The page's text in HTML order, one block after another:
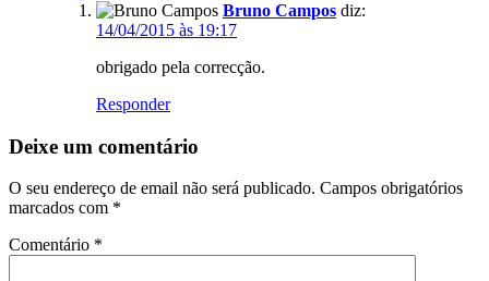
Bruno Campos diz:
14/04/2015 às 19:17
obrigado pela correcção.
Responder
Deixe um comentário
O seu endereço de email não será publicado. Campos obrigatórios
marcados com *
Comentário *